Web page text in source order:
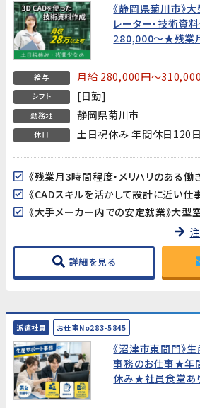
《静岡県菊川市》
レーター・技術資
280,000〜★残業
給与 月給 280,000円～
シフト [日勤]
勤務地 静岡県菊川市
休日 土日祝休み 年間休日120日
詳細を見る
派遣社員 お仕事No283-5845
《沼津市東間門》
事務のお仕事★年
休み★社員食堂あ